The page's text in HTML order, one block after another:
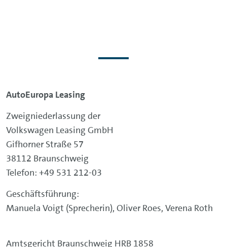
AutoEuropa Leasing
Zweigniederlassung der
Volkswagen Leasing GmbH
Gifhorner Straße 57
38112 Braunschweig
Telefon: +49 531 212-03
Geschäftsführung:
Manuela Voigt (Sprecherin), Oliver Roes, Verena Roth
Amtsgericht Braunschweig HRB 1858